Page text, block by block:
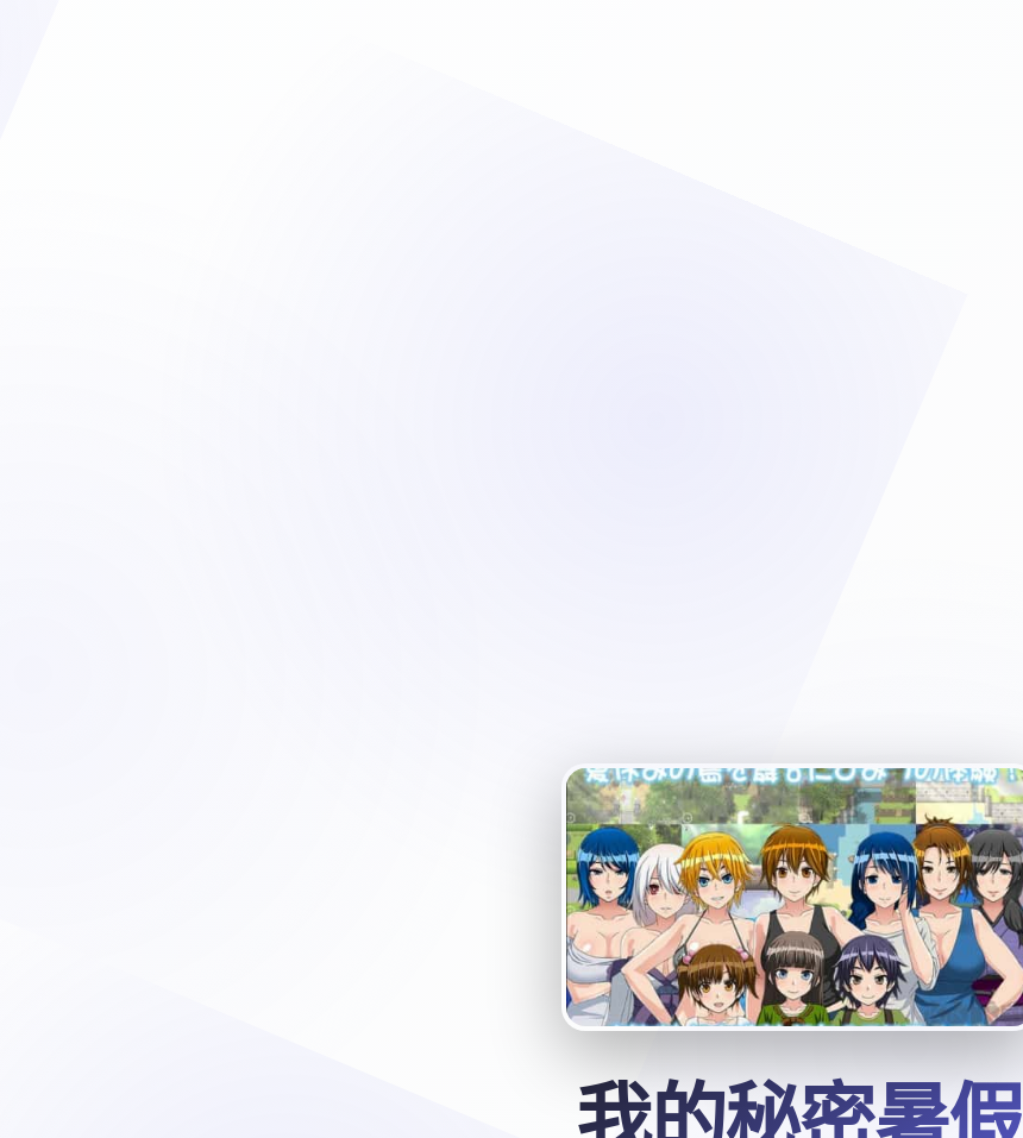
我的秘密暑假